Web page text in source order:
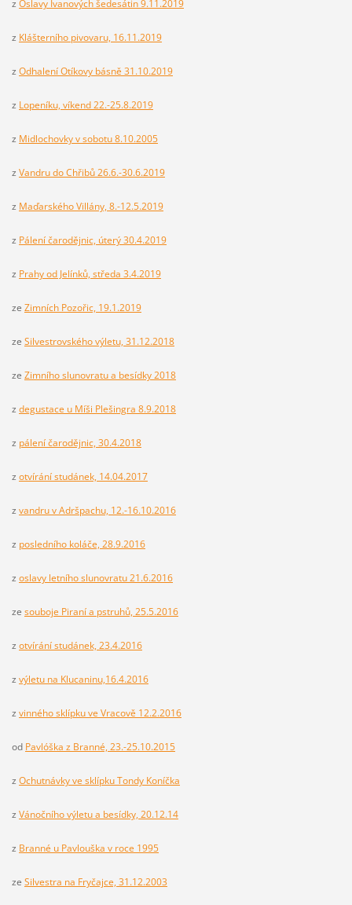
z Oslavy Ivanových šedesátin 9.11.2019
z Klášterního pivovaru, 16.11.2019
z Odhalení Otíkovy básně 31.10.2019
z Lopeníku, víkend 22.-25.8.2019
z Midlochovky v sobotu 8.10.2005
z Vandru do Chřibů 26.6.-30.6.2019
z Maďarského Villány, 8.-12.5.2019
z Pálení čarodějnic, úterý 30.4.2019
z Prahy od Jelínků, středa 3.4.2019
ze Zimních Pozořic, 19.1.2019
ze Silvestrovského výletu, 31.12.2018
ze Zimního slunovratu a besídky 2018
z degustace u Míši Plešingra 8.9.2018
z pálení čarodějnic, 30.4.2018
z otvírání studánek, 14.04.2017
z vandru v Adršpachu, 12.-16.10.2016
z posledního koláče, 28.9.2016
z oslavy letního slunovratu 21.6.2016
ze souboje Piraní a pstruhů, 25.5.2016
z otvírání studánek, 23.4.2016
z výletu na Klucaninu,16.4.2016
z vinného sklípku ve Vracově 12.2.2016
od Pavlóška z Branné, 23.-25.10.2015
z Ochutnávky ve sklípku Tondy Koníčka
z Vánočního výletu a besídky, 20.12.14
z Branné u Pavlouška v roce 1995
ze Silvestra na Fryčajce, 31.12.2003